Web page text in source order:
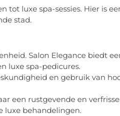
tot luxe spa-sessies. Hier is
stad.
Salon Elegance biedt
luxe spa-pedicures.
en gebruik van
een rustgevende en
luxe behandelingen.